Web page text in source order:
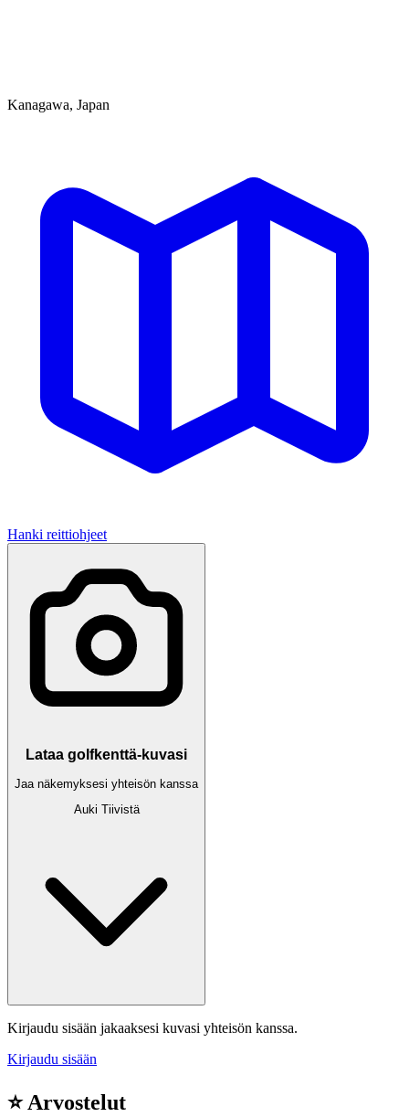
Kanagawa, Japan
Hanki reittiohjeet
Lataa golfkenttä-kuvasi
Jaa näkemyksesi yhteisön kanssa
Auki Tiivistä
Kirjaudu sisään jakaaksesi kuvasi yhteisön kanssa.
Kirjaudu sisään
⭐ Arvostelut